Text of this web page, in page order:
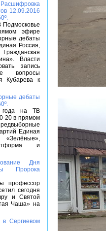
12.09.2016
Подмосковье
эфире
дебаты
Россия,
Власти
запись
вопросы
Кубарева к
дебаты
года на ТВ
20 в прямом
Единая
и
Дня
Пророка
профессор
сегодня
и Святой
Чаша» на
в Сергиевом